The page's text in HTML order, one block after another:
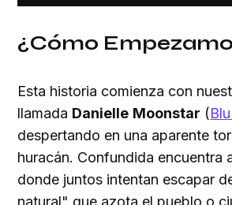
¿Cómo
Esta historia comienza con
llamada Danielle Moonstar (
despertando en una aparente
huracán. Confundida encuentra
donde juntos intentan escapar
natural" que azota el pueblo o